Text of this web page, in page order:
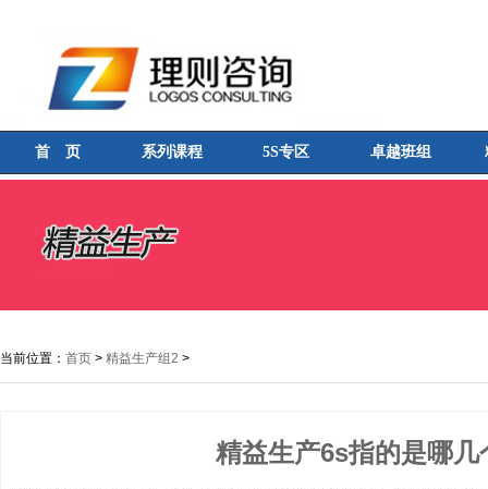
首 页 系列课程 5S专区 卓越班组
当前位置： 首页 > 精益生产组2 >
精益生产6s指的是哪几